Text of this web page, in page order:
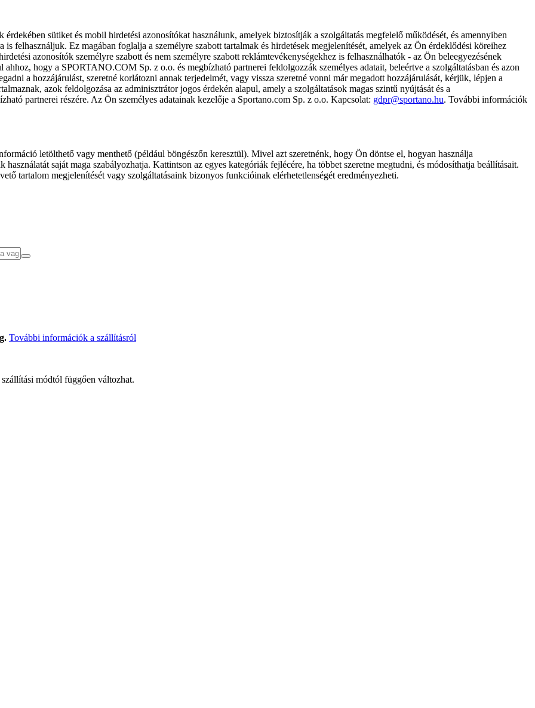
sütiket és mobil hirdetési azonosítókat használunk, amelyek biztosítják a szolgáltatás megfelelő működését, és amennyiben
is felhasználjuk. Ez magában foglalja a személyre szabott tartalmak és hirdetések megjelenítését, amelyek az Ön érdeklődési köreihez
azonosítók személyre szabott és nem személyre szabott reklámtevékenységekhez is felhasználhatók - az Ön beleegyezésének
hogy a SPORTANO.COM Sp. z o.o. és megbízható partnerei feldolgozzák személyes adatait, beleértve a szolgáltatásban és azon
a hozzájárulást, szeretné korlátozni annak terjedelmét, vagy vissza szeretné vonni már megadott hozzájárulását, kérjük, lépjen a
azok feldolgozása az adminisztrátor jogos érdekén alapul, amely a szolgáltatások magas szintű nyújtását és a
partnerei részére. Az Ön személyes adatainak kezelője a Sportano.com Sp. z o.o. Kapcsolat: gdpr@sportano.hu. További információk
letölthető vagy menthető (például böngészőn keresztül). Mivel azt szeretnénk, hogy Ön döntse el, hogyan használja
saját maga szabályozhatja. Kattintson az egyes kategóriák fejlécére, ha többet szeretne megtudni, és módosíthatja beállításait.
tartalom megjelenítését vagy szolgáltatásaink bizonyos funkcióinak elérhetetlenségét eredményezheti.
További információk a szállításról
módtól függően változhat.